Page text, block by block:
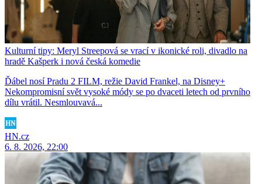
Kulturní tipy: Meryl Streepová se vrací v ikonické roli, divadlo na
hradě Kašperk i nová česká komedie
Ďábel nosí Pradu 2 FILM, režie David Frankel, na Disney+
Nekompromisní svět vysoké módy se po dvaceti letech od prvního
dílu vrátil. Nesmlouvavá...
HN.cz
6. 8. 2026, 22:00